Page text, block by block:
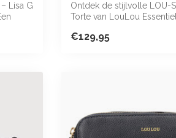
Lisa G
Ontdek de stijlvolle LOU-
Torte van LouLou
€129,95